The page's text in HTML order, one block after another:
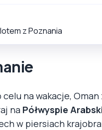
z Poznania
na wakacje,
na Półwyspie
w piersiach